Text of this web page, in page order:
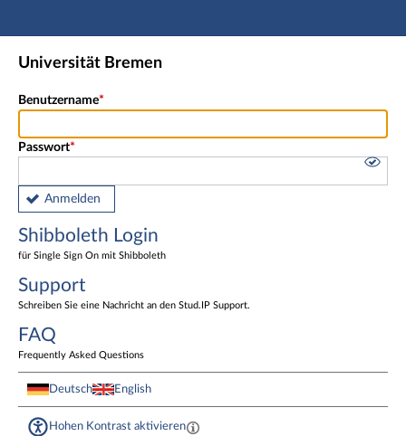
Hauptnavigation
Shibboleth Login
Universität Bremen
Benutzername
Passwort
Anmelden
Shibboleth Login
für Single Sign On mit Shibboleth
Support
Schreiben Sie eine Nachricht an den Stud.IP Support.
FAQ
Frequently Asked Questions
Deutsch English
Hohen Kontrast aktivieren